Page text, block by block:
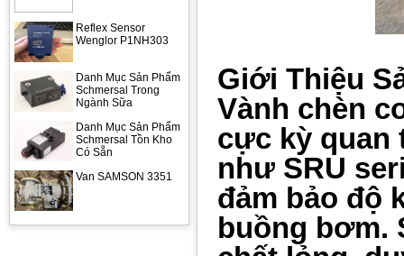
Reflex Sensor
Wenglor P1NH303
Danh Mục Sản Phẩm
Schmersal Trong
Ngành Sữa
Danh Mục Sản Phẩm
Schmersal Tồn Kho
Có Sẵn
Van SAMSON 3351
Giới Thiệu
Vành chèn
cực kỳ quan
như SRU
đảm bảo độ
buồng bơm.